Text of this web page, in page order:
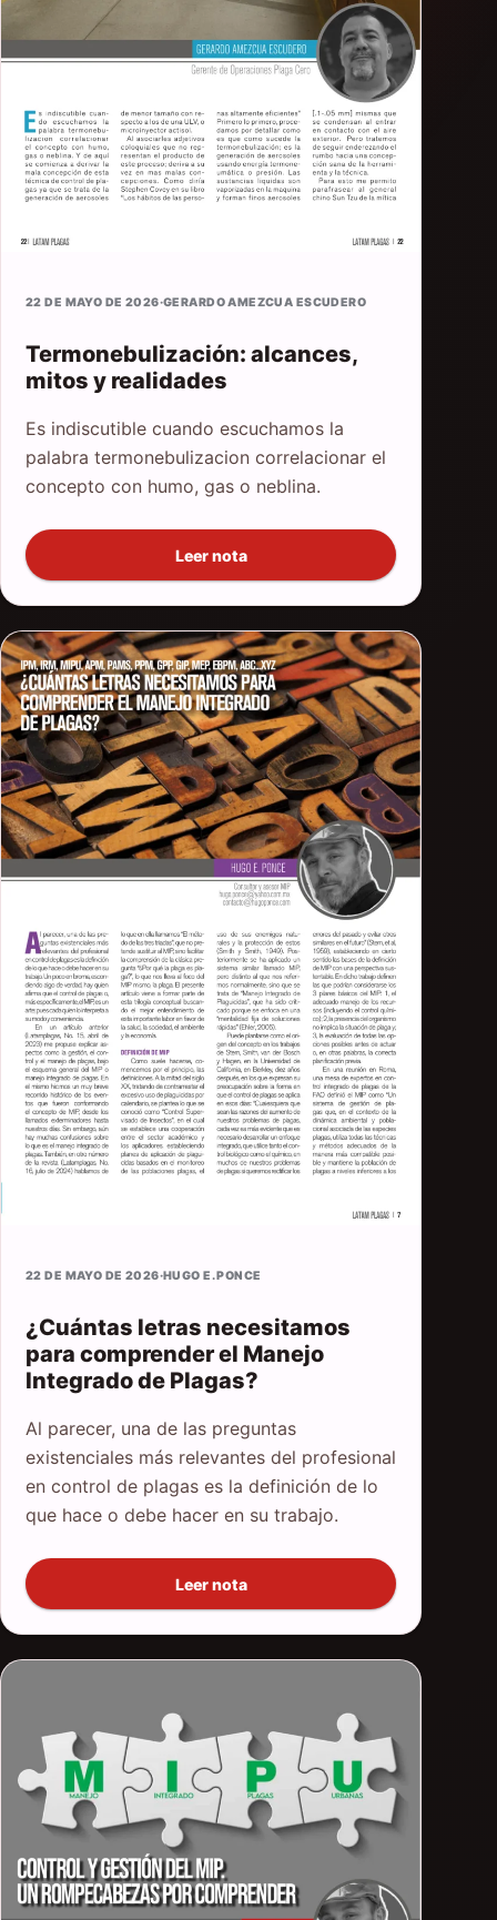
22 DE MAYO DE 2026·GERARDO AMEZCUA ESCUDERO
Termonebulización: alcances,
mitos y realidades
Es indiscutible cuando escuchamos la
palabra termonebulizacion correlacionar el
concepto con humo, gas o neblina.
Leer nota
22 DE MAYO DE 2026·HUGO E. PONCE
¿Cuántas letras necesitamos
para comprender el Manejo
Integrado de Plagas?
Al parecer, una de las preguntas
existenciales más relevantes del profesional
en control de plagas es la definición de lo
que hace o debe hacer en su trabajo.
Leer nota